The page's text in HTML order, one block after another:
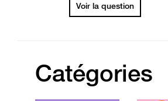
Voir la question
Catégories